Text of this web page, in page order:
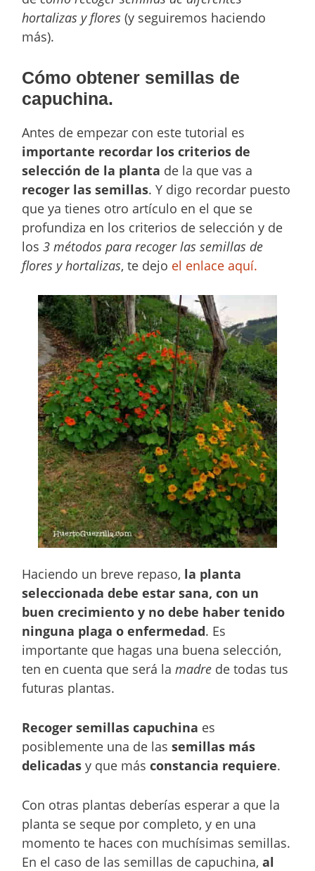
hortalizas y flores (y seguiremos haciendo
más).
Cómo obtener semillas de
capuchina.
Antes de empezar con este tutorial es
importante recordar los criterios de
selección de la planta de la que vas a
recoger las semillas. Y digo recordar puesto
que ya tienes otro artículo en el que se
profundiza en los criterios de selección y de
los 3 métodos para recoger las semillas de
flores y hortalizas, te dejo el enlace aquí.
Haciendo un breve repaso, la planta
seleccionada debe estar sana, con un
buen crecimiento y no debe haber tenido
ninguna plaga o enfermedad. Es
importante que hagas una buena selección,
ten en cuenta que será lamadre de todas tus
futuras plantas.
Recoger semillas capuchina es
posiblemente una de lassemillas más
delicadas y que másconstancia requiere.
Con otras plantas deberías esperar a que la
planta se seque por completo, y en una
momento te haces con muchísimas semillas.
En el caso de las semillas de capuchina,al